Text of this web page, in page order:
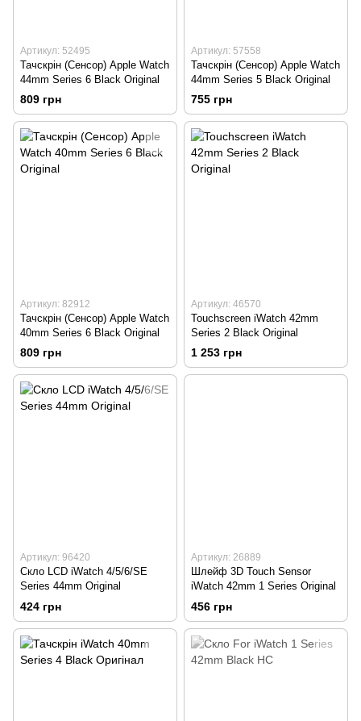
Артикул: 52495
Тачскрін (Сенсор) Apple Watch
44mm Series 6 Black Original
809 грн
Артикул: 57558
Тачскрін (Сенсор) Apple Watch
44mm Series 5 Black Original
755 грн
Артикул: 82912
Тачскрін (Сенсор) Apple Watch
40mm Series 6 Black Original
809 грн
Артикул: 46570
Touchscreen iWatch 42mm
Series 2 Black Original
1 253 грн
Артикул: 96420
Скло LCD iWatch 4/5/6/SE
Series 44mm Original
424 грн
Артикул: 26889
Шлейф 3D Touch Sensor
iWatch 42mm 1 Series Original
456 грн